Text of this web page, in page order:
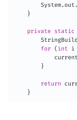
System. out .
}
private static
for ( int i
}
return
}